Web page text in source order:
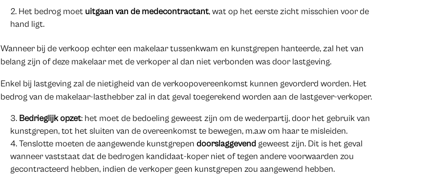
Het bedrog moet uitgaan van de medecontractant, wat op het eerste zicht misschien voor de
hand ligt.
Wanneer bij de verkoop echter een makelaar tussenkwam en kunstgrepen hanteerde, zal het van
belang zijn of deze makelaar met de verkoper al dan niet verbonden was door lastgeving.
Enkel bij lastgeving zal de nietigheid van de verkoopovereenkomst kunnen gevorderd worden. Het
bedrog van de makelaar-lasthebber zal in dat geval toegerekend worden aan de lastgever-verkoper.
Bedrieglijk opzet: het moet de bedoeling geweest zijn om de wederpartij, door het gebruik van
kunstgrepen, tot het sluiten van de overeenkomst te bewegen, m.a.w om haar te misleiden.
Tenslotte moeten de aangewende kunstgrepen doorslaggevend geweest zijn. Dit is het geval
wanneer vaststaat dat de bedrogen kandidaat-koper niet of tegen andere voorwaarden zou
gecontracteerd hebben, indien de verkoper geen kunstgrepen zou aangewend hebben.